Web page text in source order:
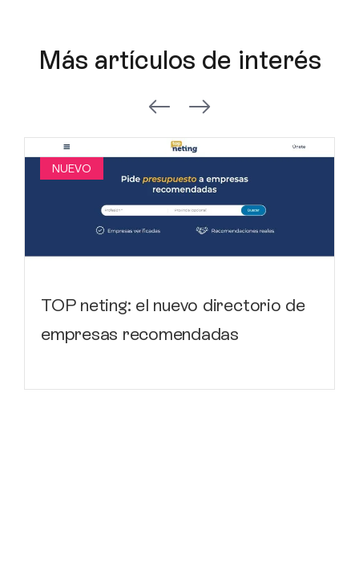
Más artículos de interés
NUEVO
TOP neting: el nuevo directorio de
empresas recomendadas